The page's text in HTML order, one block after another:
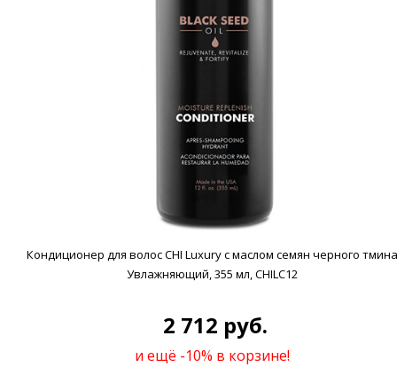
Кондиционер для волос CHI Luxury с маслом семян черного тмина
Увлажняющий, 355 мл, CHILC12
2 712 руб.
и ещё -10% в корзине!